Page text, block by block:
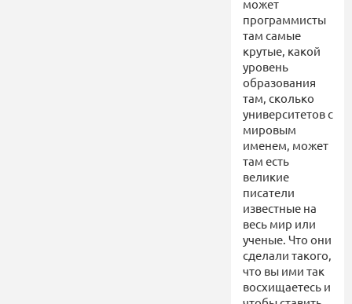
может
программисты
там самые
крутые, какой
уровень
образования
там, сколько
университетов с
мировым
именем, может
там есть
великие
писатели
известные на
весь мир или
ученые. Что они
сделали такого,
что вы ими так
восхищаетесь и